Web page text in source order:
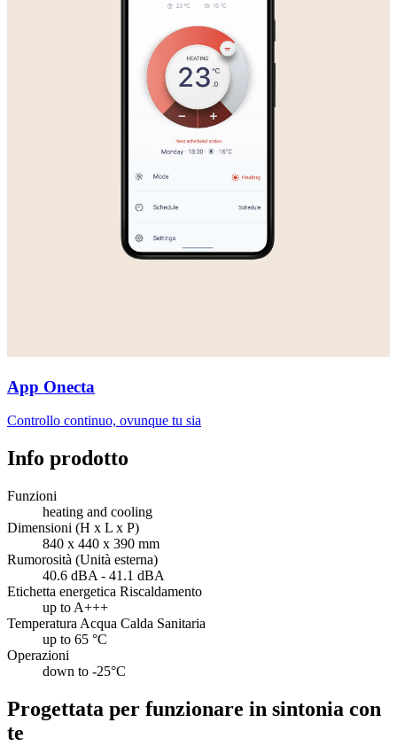
App Onecta
Controllo continuo, ovunque tu sia
Info prodotto
Funzioni
heating and cooling
Dimensioni (H x L x P)
840 x 440 x 390 mm
Rumorosità (Unità esterna)
40.6 dBA - 41.1 dBA
Etichetta energetica Riscaldamento
up to A+++
Temperatura Acqua Calda Sanitaria
up to 65 °C
Operazioni
down to -25°C
Progettata per funzionare in sintonia con
te